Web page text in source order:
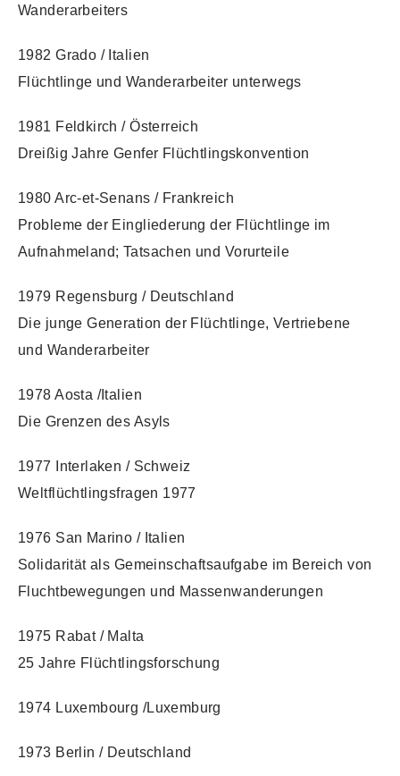
Wanderarbeiters
1982 Grado / Italien
Flüchtlinge und Wanderarbeiter unterwegs
1981 Feldkirch / Österreich
Dreißig Jahre Genfer Flüchtlingskonvention
1980 Arc-et-Senans / Frankreich
Probleme der Eingliederung der Flüchtlinge im
Aufnahmeland; Tatsachen und Vorurteile
1979 Regensburg / Deutschland
Die junge Generation der Flüchtlinge, Vertriebene
und Wanderarbeiter
1978 Aosta /Italien
Die Grenzen des Asyls
1977 Interlaken / Schweiz
Weltflüchtlingsfragen 1977
1976 San Marino / Italien
Solidarität als Gemeinschaftsaufgabe im Bereich von
Fluchtbewegungen und Massenwanderungen
1975 Rabat / Malta
25 Jahre Flüchtlingsforschung
1974 Luxembourg /Luxemburg
1973 Berlin / Deutschland